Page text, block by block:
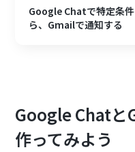
Google Chatで特定条
ら、Gmailで通知する
Google Chatと
作ってみよう